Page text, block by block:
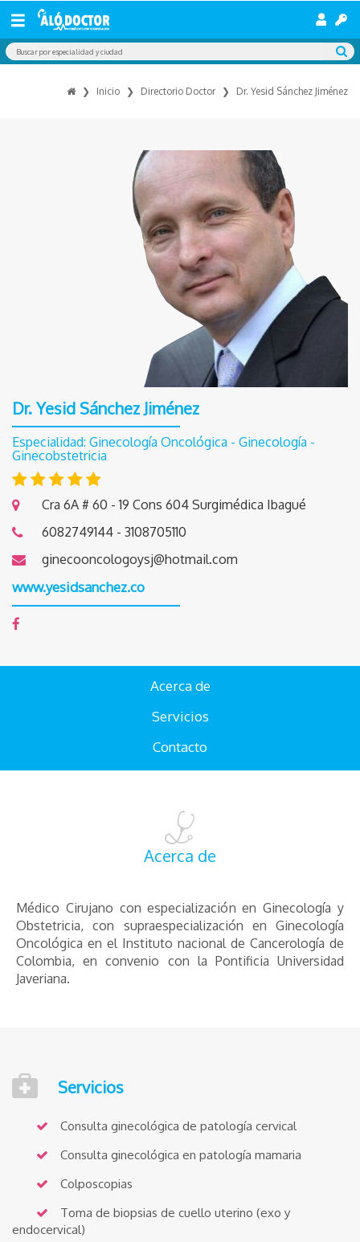
Inicio Directorio Doctor Dr. Yesid Sánchez Jiménez
Dr. Yesid Sánchez Jiménez
Especialidad: Ginecología Oncológica - Ginecología -
Ginecobstetricia
Cra 6A # 60 - 19 Cons 604 Surgimédica Ibagué
6082749144 - 3108705110
ginecooncologoysj@hotmail.com
www.yesidsanchez.co
Acerca de
Servicios
Contacto
Acerca de
Médico Cirujano con especialización en Ginecología y
Obstetricia, con supraespecialización en Ginecología
Oncológica en el Instituto nacional de Cancerología de
Colombia, en convenio con la Pontificia Universidad
Javeriana.
Servicios
Consulta ginecológica de patología cervical
Consulta ginecológica en patología mamaria
Colposcopias
Toma de biopsias de cuello uterino (exo y
endocervical)